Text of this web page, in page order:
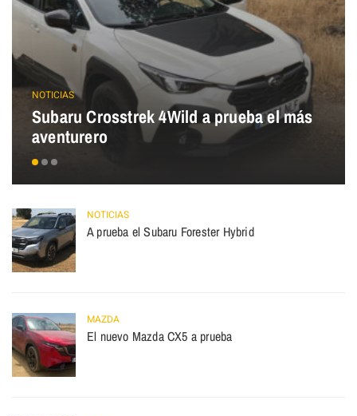
NOTICIAS
Subaru Crosstrek 4Wild a prueba el más
aventurero
NOTICIAS
A prueba el Subaru Forester Hybrid
MAZDA
El nuevo Mazda CX5 a prueba